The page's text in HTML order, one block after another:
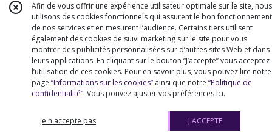
Afin de vous offrir une expérience utilisateur optimale sur le site, nous
utilisons des cookies fonctionnels qui assurent le bon fonctionnement
de nos services et en mesurent l’audience. Certains tiers utilisent
également des cookies de suivi marketing sur le site pour vous
montrer des publicités personnalisées sur d’autres sites Web et dans
leurs applications. En cliquant sur le bouton “J’accepte” vous acceptez
l’utilisation de ces cookies. Pour en savoir plus, vous pouvez lire notre
page “Informations sur les cookies” ainsi que notre “Politique de
confidentialité“. Vous pouvez ajuster vos préférences ici.
je n'accepte pas J'ACCEPTE